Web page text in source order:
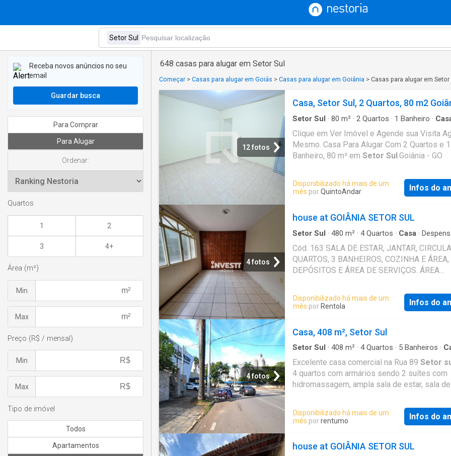
648 casas para alugar em Setor Sul
Começar > Casas para alugar em Goiás > Casas para alugar em Goiânia > Casas para alugar em Setor
12 fotos
Casa, Setor Sul, 2 Quartos, 80 m2
Setor Sul · 80 m² · 2 Quartos · 1 Banheiro ·
Clique em Ver Imóvel e Agende sua Visita
Mesmo. Casa Para Alugar Com 2 Quartos e 1
Banheiro, 80 m² em Setor Sul.Goiânia - GO
Disponibilizado há mais de um
mês porQuintoAndar Infos do
4 fotos
house at GOIÂNIA SETOR SUL
Setor Sul · 480 m² · 4Quartos · Casa ·
Cód. 163 SALA DE ESTAR, JANTAR,
QUARTOS, 3 BANHEIROS, COZINHA E ÁREA,
DEPÓSITOS E ÁREA DE SERVIÇOS. ÁREA
e taxas são aproximados e podem ser
sem aviso prévio pela prefeitura municipal.
Disponibilizado há mais de um
mês por Rentola Infos do
4 fotos
Casa, 408 m², Setor Sul
Setor Sul · 408 m² · 4Quartos · 5 Banheiros ·
Despensa
Excelente casa comercial na Rua 89 Setor
4 quartos com armários sendo 2 suítes com
hidromassagem, ampla sala de estar, sala
social, cozinha com armários, lavabo, área de
serviço, banheiro de serviço, deposito,
Disponibilizado há mais de um
mês porrentumo Infos do
house at GOIÂNIA SETOR SUL
Receba novos anúncios no seu
email
Guardar busca
Para Comprar
Para Alugar
Ordenar:
Quartos
1 2
3 4+
Área (m²)
Min
Max
Preço (R$ / mensal)
Min
Max
Tipo de imóvel
Todos
Apartamentos